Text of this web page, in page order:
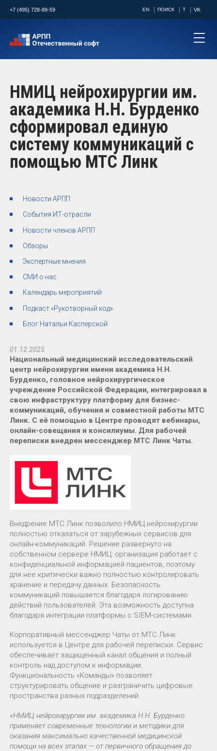
+7 (495) 728-89-59 EN ПОИСК T VK
НМИЦ нейрохирургии им.
академика Н.Н. Бурденко
сформировал единую
систему коммуникаций с
помощью МТС Линк
Новости АРПП
События ИТ-отрасли
Новости членов АРПП
Обзоры
Экспертные мнения
СМИ о нас
Календарь мероприятий
Подкаст «Рукотворный код»
Блог Натальи Касперской
01.12.2025
Национальный медицинский исследовательский
центр нейрохирургии имени академика Н.Н.
Бурденко, головное нейрохирургическое
учреждение Российской Федерации, интегрировал в
свою инфраструктуру платформу для бизнес-
коммуникаций, обучения и совместной работы МТС
Линк. С её помощью в Центре проводят вебинары,
онлайн-совещания и консилиумы. Для рабочей
переписки внедрен мессенджер МТС Линк Чаты.
Внедрение МТС Линк позволило НМИЦ нейрохирургии
полностью отказаться от зарубежных сервисов для
онлайн-коммуникаций. Решение развернуто на
собственном сервере НМИЦ: организация работает с
конфиденциальной информацией пациентов, поэтому
для нее критически важно полностью контролировать
хранение и передачу данных. Безопасность
коммуникаций повышается благодаря логированию
действий пользователей. Эта возможность доступна
благодаря интеграции платформы с SIEM-системами.
Корпоративный мессенджер Чаты от МТС Линк
используется в Центре для рабочей переписки. Сервис
обеспечивает защищенный канал общения и полный
контроль над доступом к информации.
Функциональность «Команды» позволяет
структурировать общение и разграничить цифровые
пространства разных подразделений.
«НМИЦ нейрохирургии им. академика Н.Н. Бурденко
применяет современные технологии и методики для
оказания максимально качественной медицинской
помощи на всех этапах — от первичного обращения до